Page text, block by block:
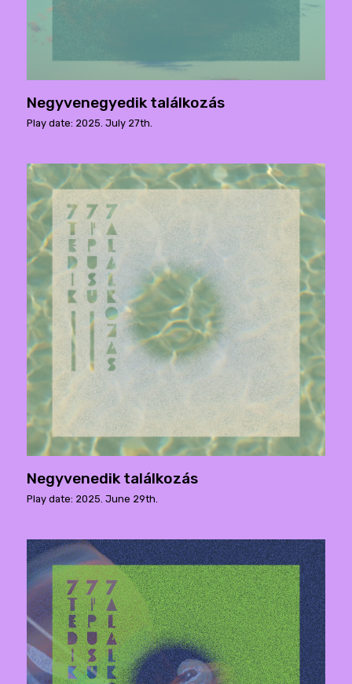
Negyvenegyedik találkozás
Play date: 2025. July 27th.
Negyvenedik találkozás
Play date: 2025. June 29th.